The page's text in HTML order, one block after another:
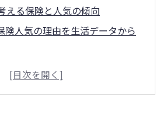
える保険と人気の傾向
険人気の理由を生活データから
率と人気傾向から見る富士市の